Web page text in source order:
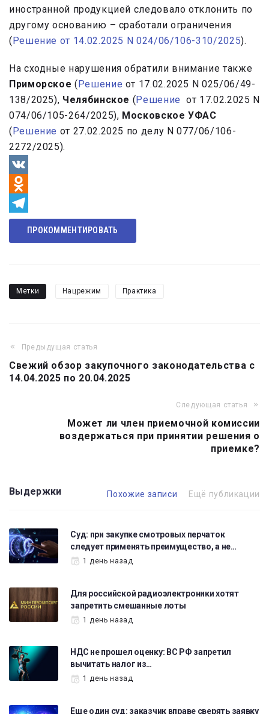
иностранной продукцией следовало отклонить по
другому основанию – сработали ограничения
(Решение от 14.02.2025 N 024/06/106-310/2025).
На сходные нарушения обратили внимание также
Приморское (Решение от 17.02.2025 N 025/06/49-
138/2025), Челябинское (Решение от 17.02.2025 N
074/06/105-264/2025), Московское УФАС
(Решение от 27.02.2025 по делу N 077/06/106-
2272/2025).
VK
Odnoklassniki
Telegram
ПРОКОММЕНТИРОВАТЬ
Метки Нацрежим Практика
Навигация
по
Предыдущая статья
Свежий обзор закупочного законодательства с
14.04.2025 по 20.04.2025
Следующая статья
Может ли член приемочной комиссии
воздержаться при принятии решения о
приемке?
Выдержки Похожие записи Ещё публикации
Суд: при закупке смотровых перчаток
следует применять преимущество, а не…
1 день назад
Для российской радиоэлектроники хотят
запретить смешанные лоты
1 день назад
НДС не прошел оценку: ВС РФ запретил
вычитать налог из…
1 день назад
Еще один суд: заказчик вправе сверять заявку